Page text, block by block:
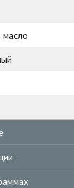
масло